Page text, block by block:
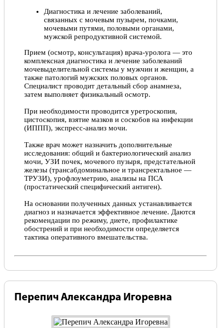
Диагностика и лечение заболеваний,
связанных с мочевым пузырем, почками,
мочевыми путями, половыми органами,
мужской репродуктивной системой.
Прием (осмотр, консультация) врача-уролога — это
комплексная диагностика и лечение заболеваний
мочевыделительной системы у мужчин и женщин, а
также патологий мужских половых органов.
Специалист проводит детальный сбор анамнеза,
затем выполняет физикальный осмотр.
При необходимости проводится уретроскопия,
цистоскопия, взятие мазков и соскобов на инфекции
(ИППП), экспресс-анализ мочи.
Также врач может назначить дополнительные
исследования: общий и бактериологический анализ
мочи, УЗИ почек, мочевого пузыря, предстательной
железы (трансабдоминальное и трансректальное —
ТРУЗИ), урофлоуметрию, анализы на ПСА
(простатический специфический антиген).
На основании полученных данных устанавливается
диагноз и назначается эффективное лечение. Даются
рекомендации по режиму, диете, профилактике
обострений и при необходимости определяется
тактика оперативного вмешательства.
Перепич Александра Игоревна